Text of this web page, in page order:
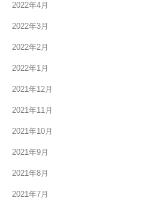
2022年4月
2022年3月
2022年2月
2022年1月
2021年12月
2021年11月
2021年10月
2021年9月
2021年8月
2021年7月